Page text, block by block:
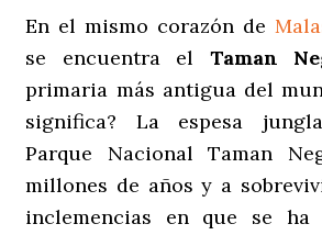
En el mismo corazón de
se encuentra el Taman
primaria más antigua del
significa? La espesa
Parque Nacional Taman
millones de años y a
inclemencias en que se ha